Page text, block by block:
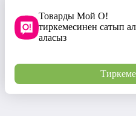
Товарды Мой О!
тиркемесинен сатып
аласыз